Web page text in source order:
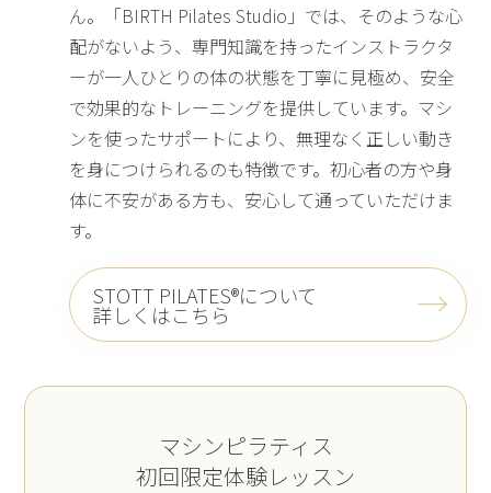
ん。「BIRTH Pilates Studio」では、そのような心
配がないよう、専門知識を持ったインストラクタ
ーが一人ひとりの体の状態を丁寧に見極め、安全
で効果的なトレーニングを提供しています。マシ
ンを使ったサポートにより、無理なく正しい動き
を身につけられるのも特徴です。初心者の方や身
体に不安がある方も、安心して通っていただけま
す。
STOTT PILATES®について
詳しくはこちら
マシンピラティス
初回限定体験レッスン